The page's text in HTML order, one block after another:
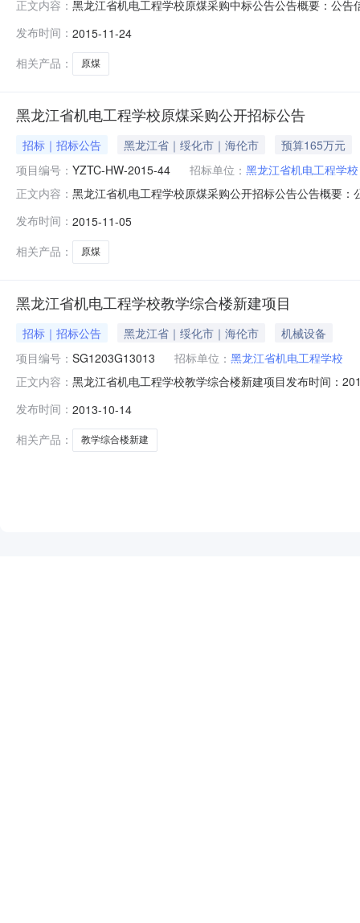
正文内容： 黑龙江省机电工程学校原煤采购中标公告公告概要：公
标金额￥163.3万元（人民币）联系人及联系方式：项目
发布时间： 2015-11-24
相关产品：
原煤
黑龙江省机电工程学校原煤采购公开招标公告
招标｜招标公告 黑龙江省｜绥化市｜海伦市
预算165万元
项目编号： YZTC-HW-2015-44 招标单位： 黑龙江省机电工程学校
正文内容： 黑龙江省机电工程学校原煤采购公开招标公告公告概要
总和获取招标文件的地点哈尔滨市道外区开原街甲33号
发布时间： 2015-11-05
相关产品：
原煤
黑龙江省机电工程学校教学综合楼新建项目
招标｜招标公告 黑龙江省｜绥化市｜海伦市
机械设备
项目编号： SG1203G13013 招标单位： 黑龙江省机电工程学校
正文内容： 黑龙江省机电工程学校教学综合楼新建项目发布时间：
间：报名地点绥化市建设工程交易中心205室招标代理机
发布时间： 2013-10-14
相关产品：
教学综合楼新建